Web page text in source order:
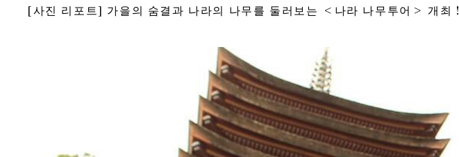
[사진 리포트] 가을의 숨결과 나라의 나무를 둘러보는 <나라 나무투어> 개최！